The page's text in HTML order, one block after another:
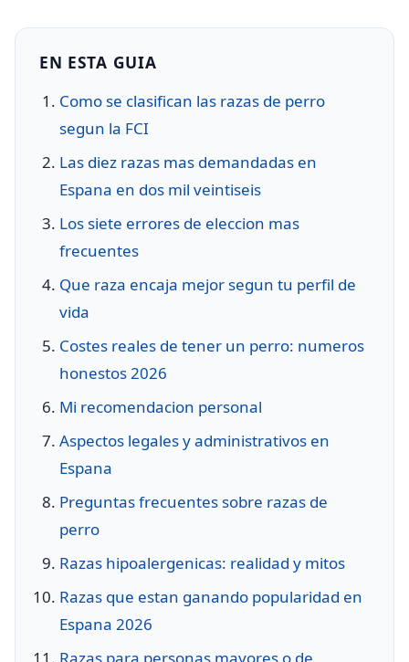
EN ESTA GUIA
Como se clasifican las razas de perro
segun la FCI
Las diez razas mas demandadas en
Espana en dos mil veintiseis
Los siete errores de eleccion mas
frecuentes
Que raza encaja mejor segun tu perfil de
vida
Costes reales de tener un perro: numeros
honestos 2026
Mi recomendacion personal
Aspectos legales y administrativos en
Espana
Preguntas frecuentes sobre razas de
perro
Razas hipoalergenicas: realidad y mitos
Razas que estan ganando popularidad en
Espana 2026